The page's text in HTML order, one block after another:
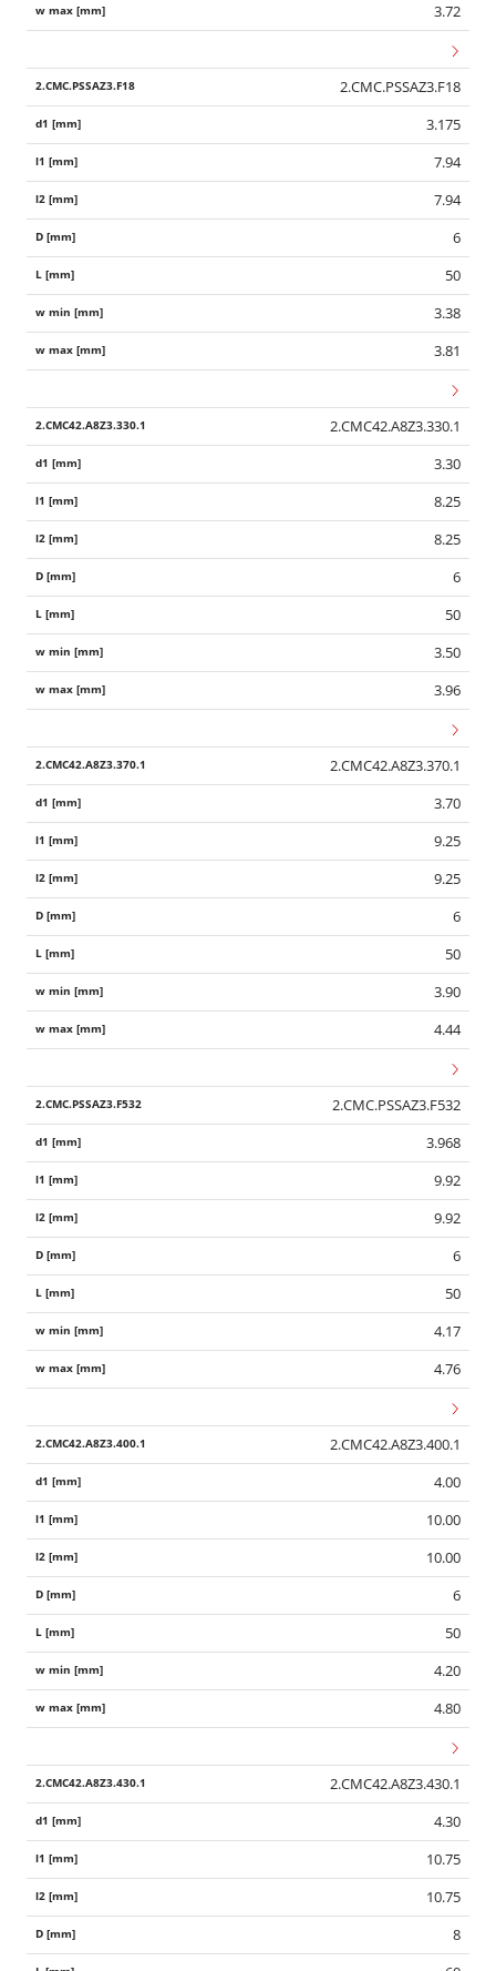
3.72
2.CMC.PSSAZ3.F18
3.175
7.94
7.94
6
50
3.38
3.81
2.CMC42.A8Z3.330.1
3.30
8.25
8.25
6
50
3.50
3.96
2.CMC42.A8Z3.370.1
3.70
9.25
9.25
6
50
3.90
4.44
2.CMC.PSSAZ3.F532
3.968
9.92
9.92
6
50
4.17
4.76
2.CMC42.A8Z3.400.1
4.00
10.00
10.00
6
50
4.20
4.80
2.CMC42.A8Z3.430.1
4.30
10.75
10.75
8